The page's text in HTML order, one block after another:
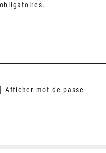
Afficher mot de passe